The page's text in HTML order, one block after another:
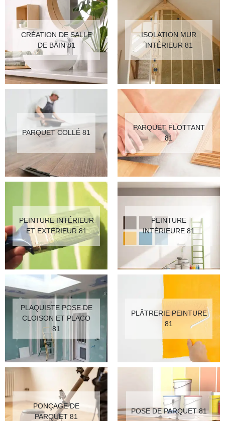
CRÉATION DE SALLE
DE BAIN 81
ISOLATION MUR
INTÉRIEUR 81
PARQUET COLLÉ 81
PARQUET FLOTTANT
81
PEINTURE INTÉRIEUR
ET EXTÉRIEUR 81
PEINTURE
INTÉRIEURE 81
PLAQUISTE POSE DE
CLOISON ET PLACO
81
PLÂTRERIE PEINTURE
81
PONÇAGE DE
PARQUET 81
POSE DE PARQUET 81